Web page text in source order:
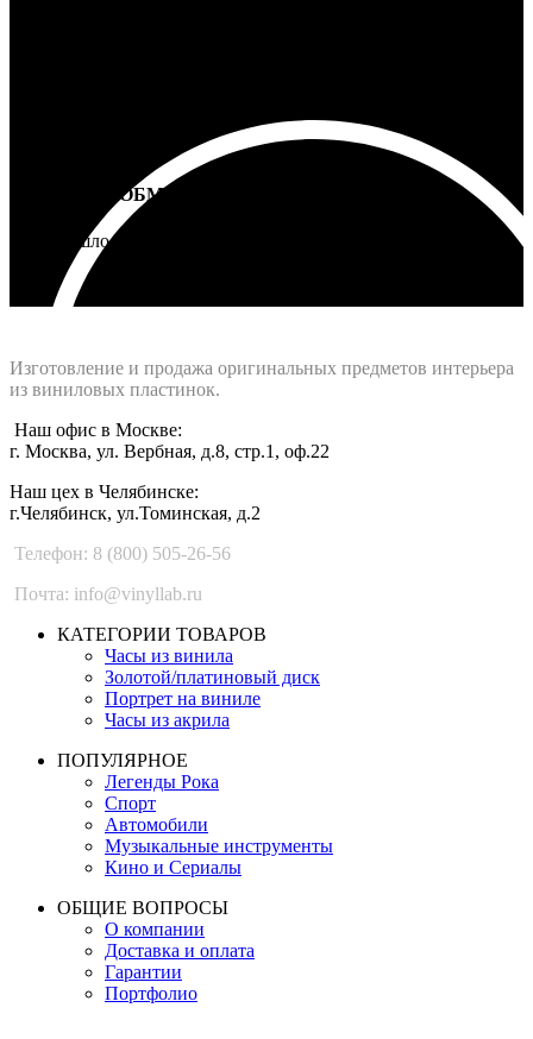
ВОЗВРАТ И ОБМЕН
Не подошло - вернем деньги
Изготовление и продажа оригинальных предметов интерьера
из виниловых пластинок.
Наш офис в Москве:
г. Москва, ул. Вербная, д.8, стр.1, оф.22
Наш цех в Челябинске:
г.Челябинск, ул.Томинская, д.2
Телефон: 8 (800) 505-26-56
Почта: info@vinyllab.ru
КАТЕГОРИИ ТОВАРОВ
Часы из винила
Золотой/платиновый диск
Портрет на виниле
Часы из акрила
ПОПУЛЯРНОЕ
Легенды Рока
Спорт
Автомобили
Музыкальные инструменты
Кино и Сериалы
ОБЩИЕ ВОПРОСЫ
О компании
Доставка и оплата
Гарантии
Портфолио